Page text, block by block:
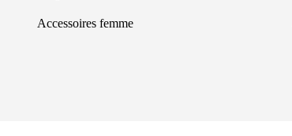
Accessoires femme